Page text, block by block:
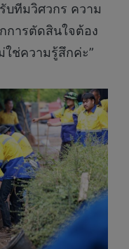
บทีมวิศวกร ความ
การตัดสินใจต้อง
ช่ความรู้สึกค่ะ”